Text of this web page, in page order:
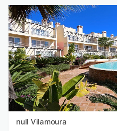
null Vilamoura